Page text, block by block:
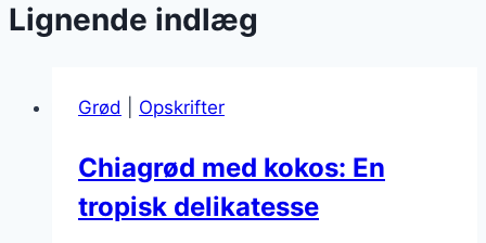
Lignende indlæg
Grød Opskrifter
Chiagrød med kokos: En
tropisk delikatesse